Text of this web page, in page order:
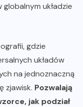
układzie
gdzie
układów
na jednoznaczną
zjawisk. Pozwalają
jak podział